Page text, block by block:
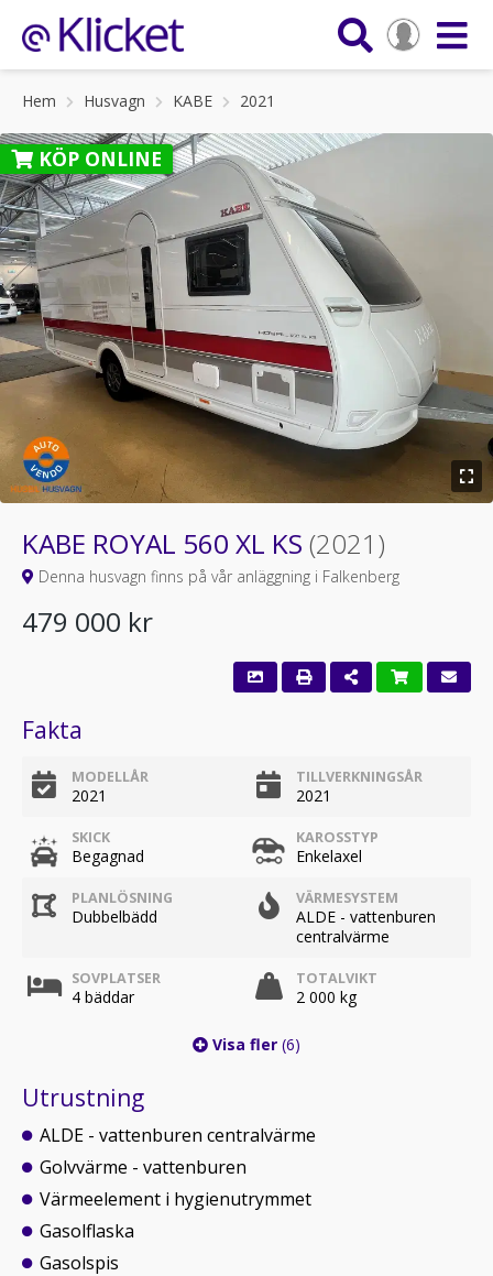
Hem Husvagn KABE 2021
KÖP ONLINE
KABE ROYAL 560 XL KS (2021)
Denna husvagn finns på vår anläggning i Falkenberg
479 000 kr
Fakta
MODELLÅR
2021
TILLVERKNINGSÅR
2021
SKICK
Begagnad
KAROSSTYP
Enkelaxel
PLANLÖSNING
Dubbelbädd
VÄRMESYSTEM
ALDE - vattenburen
centralvärme
SOVPLATSER
4 bäddar
TOTALVIKT
2 000 kg
Visa fler (6)
Utrustning
ALDE - vattenburen centralvärme
Golvvärme - vattenburen
Värmeelement i hygienutrymmet
Gasolflaska
Gasolspis